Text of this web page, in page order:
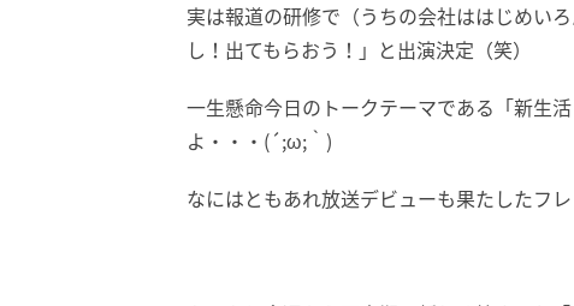
実は報道の研修で（うちの会社ははじめい
し！出てもらおう！」と出演決定（笑）
一生懸命今日のトークテーマである「新生
よ・・・(´;ω;｀)
なにはともあれ放送デビューも果たしたフ